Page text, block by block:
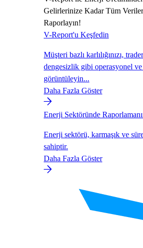
Gelirlerinize Kadar Tüm
Raporlayın!
V-Report'u Keşfedin
Müşteri bazlı karlılığınızı,
dengesizlik gibi operasyonel ve
görüntüleyin...
Daha Fazla Göster
Enerji Sektöründe
Enerji sektörü, karmaşık ve
sahiptir.
Daha Fazla Göster